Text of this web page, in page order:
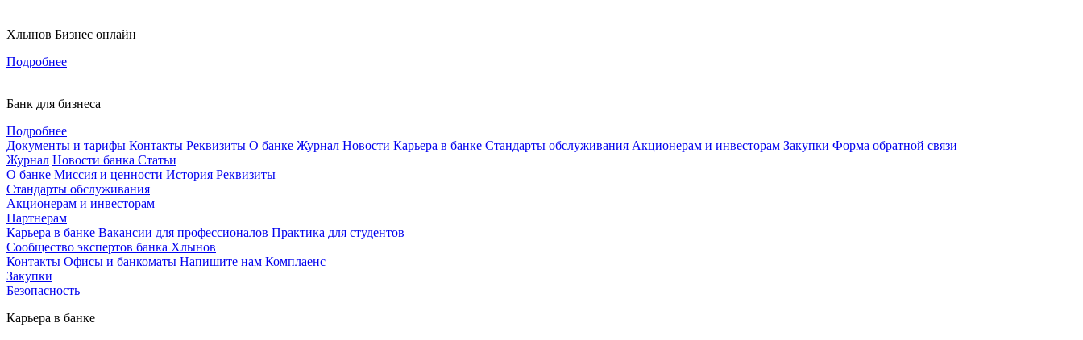
Хлынов Бизнес онлайн
Подробнее
Банк для бизнеса
Подробнее
Документы и тарифы Контакты Реквизиты О банке Журнал Новости Карьера в банке Стандарты обслуживания Акционерам и инвесторам Закупки Форма обратной связи
Журнал Новости банка Статьи
О банке Миссия и ценности История Реквизиты
Стандарты обслуживания
Акционерам и инвесторам
Партнерам
Карьера в банке Вакансии для профессионалов Практика для студентов
Сообщество экспертов банка Хлынов
Контакты Офисы и банкоматы Напишите нам Комплаенс
Закупки
Безопасность
Карьера в банке